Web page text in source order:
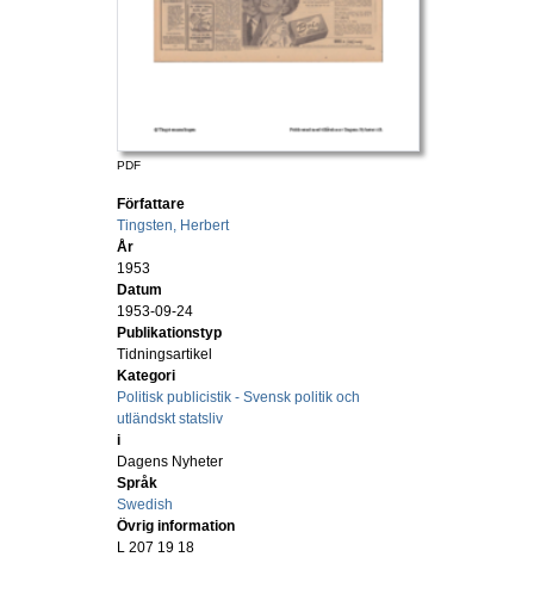
PDF
Författare
Tingsten, Herbert
År
1953
Datum
1953-09-24
Publikationstyp
Tidningsartikel
Kategori
Politisk publicistik - Svensk politik och
utländskt statsliv
i
Dagens Nyheter
Språk
Swedish
Övrig information
L 207 19 18